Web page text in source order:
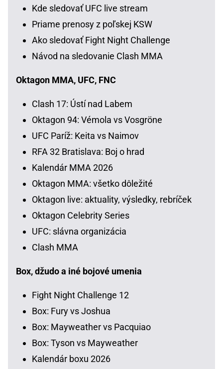
Kde sledovať UFC live stream
Priame prenosy z poľskej KSW
Ako sledovať Fight Night Challenge
Návod na sledovanie Clash MMA
Oktagon MMA, UFC, FNC
Clash 17: Ústí nad Labem
Oktagon 94: Vémola vs Vosgröne
UFC Paríž: Keita vs Naimov
RFA 32 Bratislava: Boj o hrad
Kalendár MMA 2026
Oktagon MMA: všetko dôležité
Oktagon live: aktuality, výsledky, rebríček
Oktagon Celebrity Series
UFC: slávna organizácia
Clash MMA
Box, džudo a iné bojové umenia
Fight Night Challenge 12
Box: Fury vs Joshua
Box: Mayweather vs Pacquiao
Box: Tyson vs Mayweather
Kalendár boxu 2026